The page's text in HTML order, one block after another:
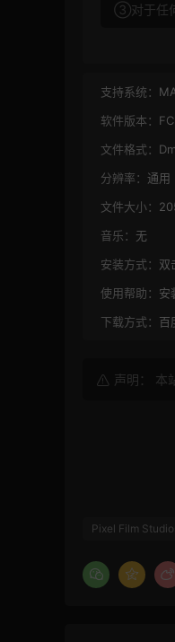
③对于任
支持系统：
软件版本：
文件格式：
分辨率： 通用
文件大小：
音乐： 无
安装方式： 双
使用帮助： 安
下载方式： 百
声明： 本
Pixel Film